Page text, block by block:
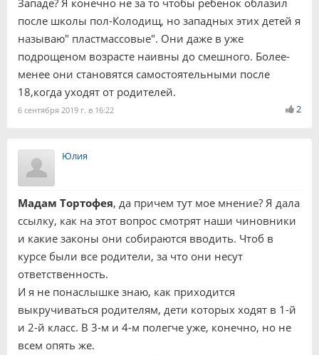
Западе? Я конечно не за то чтобы ребенок облазил
после школы пол-Колодищ, но западных этих детей я
называю" пластмассовые". Они даже в уже
подрощеном возрасте наивны до смешного. Более-
менее они становятся самостоятельными после
18,когда уходят от родителей.
6 сентября 2019 г. в 16:22 2
Юлия
Мадам Тортофея, да причем тут мое мнение? Я дала
ссылку, как на этот вопрос смотрят наши чиновники
и какие законы они собираются вводить. Чтоб в
курсе были все родители, за что они несут
ответственность.
И я не понаслышке знаю, как приходится
выкручиваться родителям, дети которых ходят в 1-й
и 2-й класс. В 3-м и 4-м полегче уже, конечно, но не
всем опять же.